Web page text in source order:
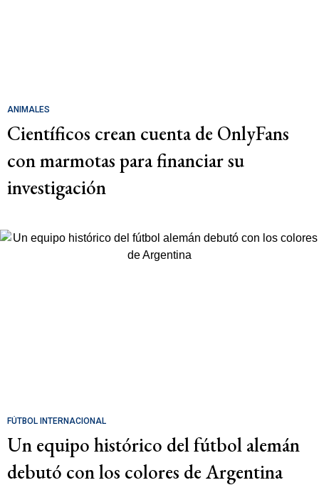
ANIMALES
Científicos crean cuenta de OnlyFans
con marmotas para financiar su
investigación
FÚTBOL INTERNACIONAL
Un equipo histórico del fútbol alemán
debutó con los colores de Argentina